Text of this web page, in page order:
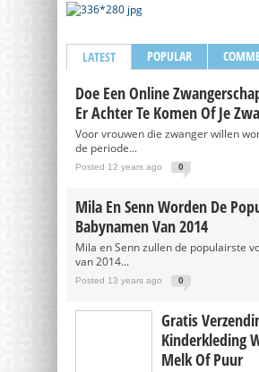
LATEST POPULAR
Doe Een Online
Er Achter Te Komen Of Je
Voor vrouwen die zwanger willen
de periode...
Posted 12 years ago 0
Mila En Senn Worden De
Babynamen Van 2014
Mila en Senn zullen de populairste
van 2014...
Posted 13 years ago 0
Gratis
Kinderkleding
Melk Of Puur